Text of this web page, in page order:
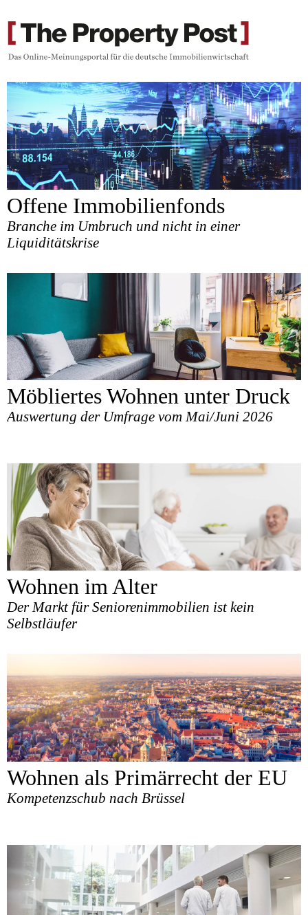
Offene Immobilienfonds
Branche im Umbruch und nicht in einer
Liquiditätskrise
Möbliertes Wohnen unter Druck
Auswertung der Umfrage vom Mai/Juni 2026
Wohnen im Alter
Der Markt für Seniorenimmobilien ist kein
Selbstläufer
Wohnen als Primärrecht der EU
Kompetenzschub nach Brüssel